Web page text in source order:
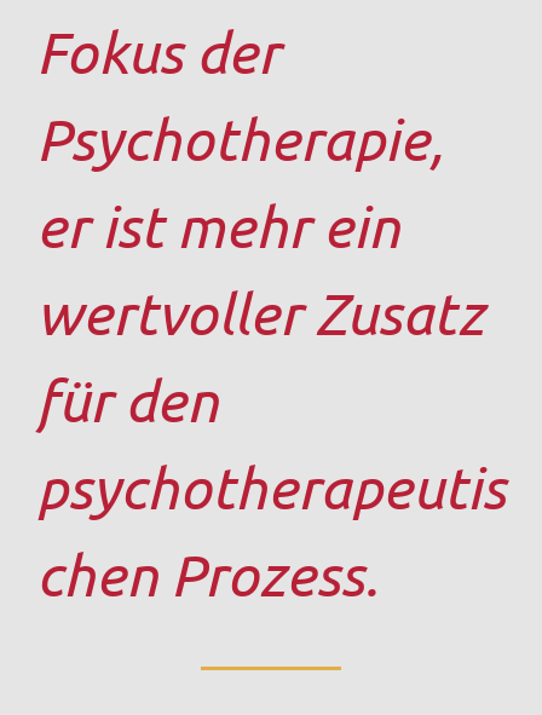
Fokus der
Psychotherapie,
er ist mehr ein
wertvoller Zusatz
für den
psychotherapeutis
chen Prozess.